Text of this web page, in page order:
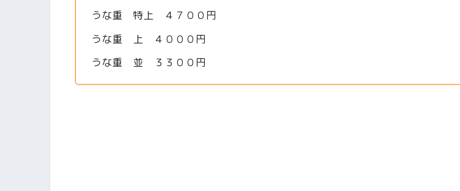
うな重 特上 ４７００円
うな重 上 ４０００円
うな重 並 ３３００円